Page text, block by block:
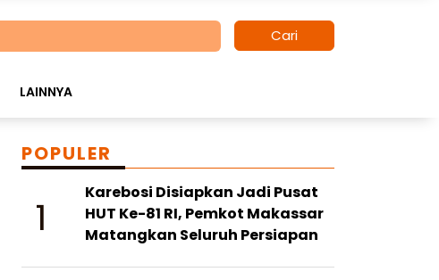
Cari
LAINNYA
POPULER
1
Karebosi Disiapkan Jadi Pusat
HUT Ke-81 RI, Pemkot Makassar
Matangkan Seluruh Persiapan